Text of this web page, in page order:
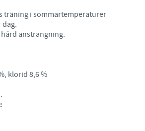
Denmark
Du lämnar nu den Svenska webbsidan
träning i sommartemperaturer
dag.
ansträngning.
klorid 8,6 %